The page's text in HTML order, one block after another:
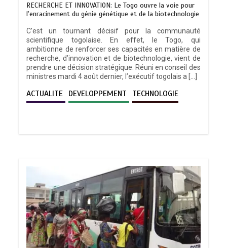
RECHERCHE ET INNOVATION: Le Togo ouvre la voie pour
l’enracinement du génie génétique et de la biotechnologie
C’est un tournant décisif pour la communauté
scientifique togolaise. En effet, le Togo, qui
ambitionne de renforcer ses capacités en matière de
recherche, d’innovation et de biotechnologie, vient de
prendre une décision stratégique. Réuni en conseil des
ministres mardi 4 août dernier, l’exécutif togolais a […]
ACTUALITE DEVELOPPEMENT TECHNOLOGIE